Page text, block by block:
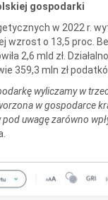
gospodarki
w 2022 r.
wzrost o 13,5 proc.
2,6 mld zł.
359,3 mln zł
wyliczamy w
w gospodarce
uwagę zarówno